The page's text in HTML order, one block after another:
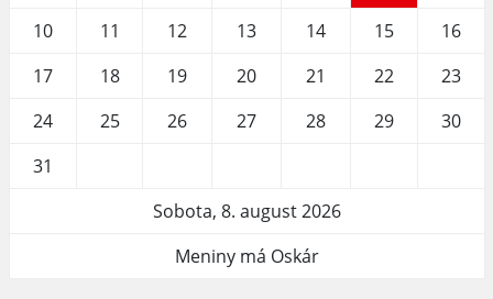
10
11 12 13 14 15
16
17
18 19 20 21 22
23
24
25 26 27 28 29
30
31
Sobota, 8. august 2026
Meniny má Oskár